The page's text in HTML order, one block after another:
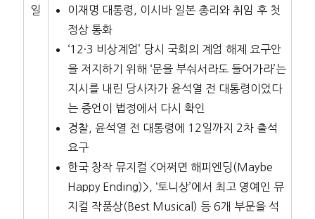
일
이재명 대통령, 이시바 일본 총리와 취임 후 첫
정상 통화
‘12·3 비상계엄’ 당시 국회의 계엄 해제 요구안
을 저지하기 위해 ‘문을 부숴서라도 들어가라’는
지시를 내린 당사자가 윤석열 전 대통령이었다
는 증언이 법정에서 다시 확인
경찰, 윤석열 전 대통령에 12일까지 2차 출석
요구
한국 창작 뮤지컬 <어쩌면 해피엔딩(Maybe
Happy Ending)>, ‘토니상’에서 최고 영예인 뮤
지컬 작품상(Best Musical) 등 6개 부문을 석